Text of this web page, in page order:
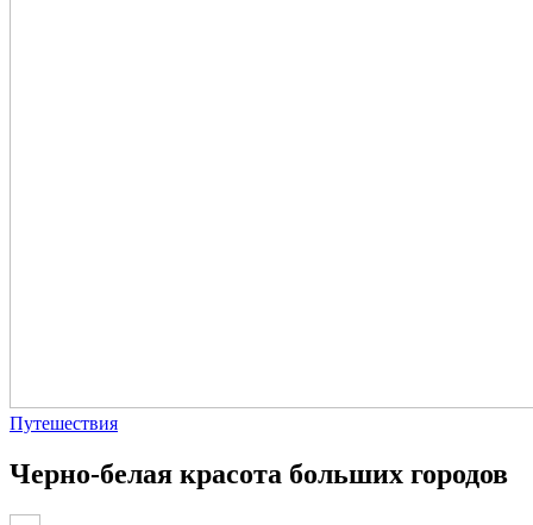
Путешествия
Черно-белая красота больших городов